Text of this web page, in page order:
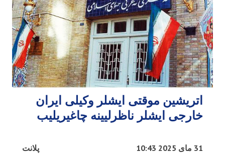
اتریشین موقتی ایشلر وکیلی ایران
خارجی ایشلر ناظرلیینه چاغیریلیب
پلانت 31 مای 2025 10:43